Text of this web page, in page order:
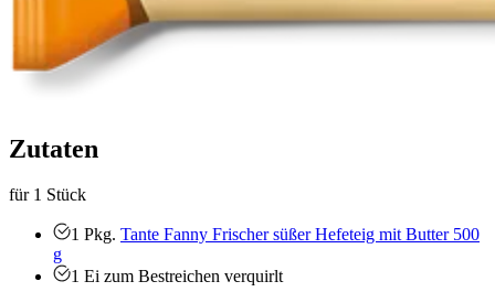
Zutaten
für 1 Stück
1 Pkg. Tante Fanny Frischer süßer Hefeteig mit Butter 500
g
1 Ei zum Bestreichen verquirlt